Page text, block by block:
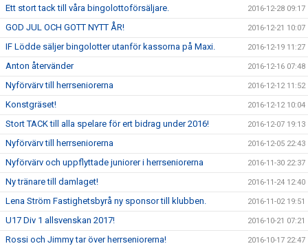
Ett stort tack till våra bingolottoförsäljare. 2016-12-28 09:17
GOD JUL OCH GOTT NYTT ÅR! 2016-12-21 10:07
IF Lödde säljer bingolotter utanför kassorna på Maxi. 2016-12-19 11:27
Anton återvänder 2016-12-16 07:48
Nyförvärv till herrseniorerna 2016-12-12 11:52
Konstgräset! 2016-12-12 10:04
Stort TACK till alla spelare för ert bidrag under 2016! 2016-12-07 19:13
Nyförvärv till herrseniorerna 2016-12-05 22:43
Nyförvärv och uppflyttade juniorer i herrseniorerna 2016-11-30 22:37
Ny tränare till damlaget! 2016-11-24 12:40
Lena Ström Fastighetsbyrå ny sponsor till klubben. 2016-11-02 19:51
U17 Div 1 allsvenskan 2017! 2016-10-21 07:21
Rossi och Jimmy tar över herrseniorerna! 2016-10-17 22:47